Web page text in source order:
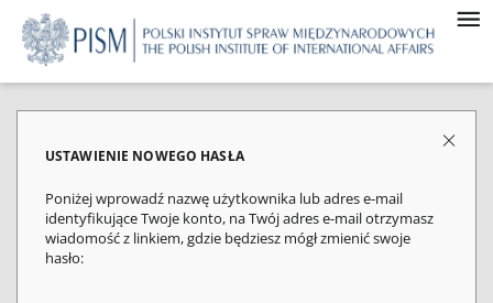
USTAWIENIE NOWEGO HASŁA
Poniżej wprowadź nazwę użytkownika lub adres e-mail
identyfikujące Twoje konto, na Twój adres e-mail otrzymasz
wiadomość z linkiem, gdzie będziesz mógł zmienić swoje
hasło: